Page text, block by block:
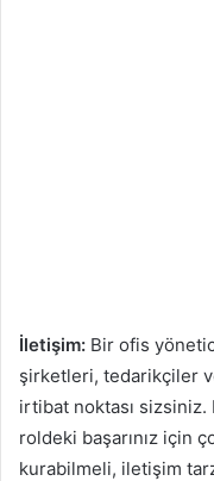
İletişim: Bir ofis
şirketleri, tedarikçiler
irtibat noktası
roldeki başarınız için
kurabilmeli, iletişim